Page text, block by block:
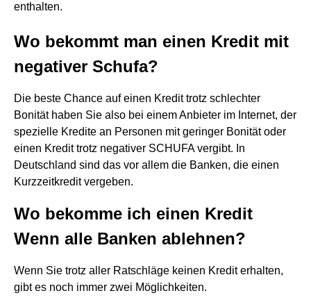
enthalten.
Wo bekommt man einen Kredit mit
negativer Schufa?
Die beste Chance auf einen Kredit trotz schlechter
Bonität haben Sie also bei einem Anbieter im Internet, der
spezielle Kredite an Personen mit geringer Bonität oder
einen Kredit trotz negativer SCHUFA vergibt. In
Deutschland sind das vor allem die Banken, die einen
Kurzzeitkredit vergeben.
Wo bekomme ich einen Kredit
Wenn alle Banken ablehnen?
Wenn Sie trotz aller Ratschläge keinen Kredit erhalten,
gibt es noch immer zwei Möglichkeiten.